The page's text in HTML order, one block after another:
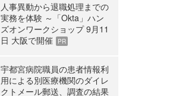
人事異動から退職処理までの
実務を体験 ～「Okta」ハン
ズオンワークショップ 9月11
日 大阪で開催
PR
宇都宮病院職員の患者情報利
用による別医療機関のダイレ
クトメール郵送、調査の結果